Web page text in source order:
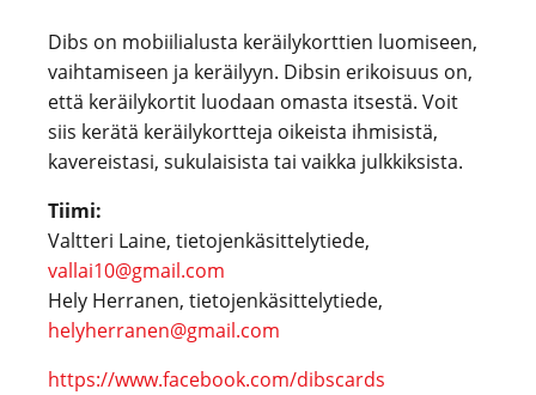
Dibs on mobiilialusta keräilykorttien luomiseen,
vaihtamiseen ja keräilyyn. Dibsin erikoisuus on,
että keräilykortit luodaan omasta itsestä. Voit
siis kerätä keräilykortteja oikeista ihmisistä,
kavereistasi, sukulaisista tai vaikka julkkiksista.
Tiimi:
Valtteri Laine, tietojenkäsittelytiede,
vallai10@gmail.com
Hely Herranen, tietojenkäsittelytiede,
helyherranen@gmail.com
https://www.facebook.com/dibscards